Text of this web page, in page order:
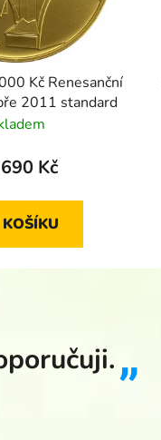
Kč Renesanční
2011 standard
Kč